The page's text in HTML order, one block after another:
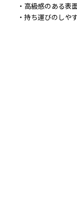
・高級感のある表
・持ち運びのしや